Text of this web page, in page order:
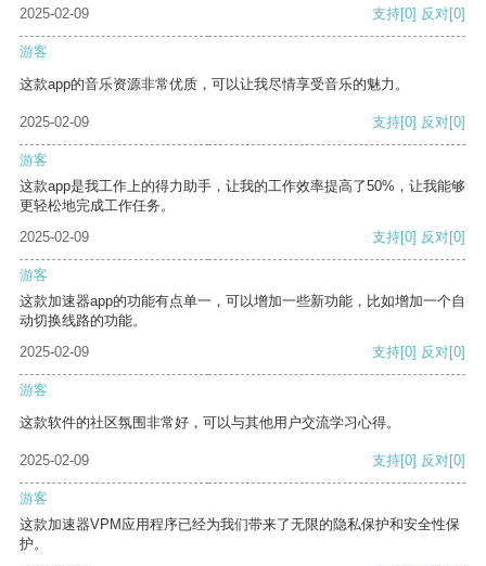
2025-02-09 支持[0] 反对[0]
游客
这款app的音乐资源非常优质，可以让我尽情享受音乐的魅力。
2025-02-09 支持[0] 反对[0]
游客
这款app是我工作上的得力助手，让我的工作效率提高了50%，让我能够
更轻松地完成工作任务。
2025-02-09
支持[0] 反对[0]
游客
这款加速器app的功能有点单一，可以增加一些新功能，比如增加一个自
动切换线路的功能。
2025-02-09
支持[0] 反对[0]
游客
这款软件的社区氛围非常好，可以与其他用户交流学习心得。
2025-02-09 支持[0] 反对[0]
游客
这款加速器VPM应用程序已经为我们带来了无限的隐私保护和安全性保
护。